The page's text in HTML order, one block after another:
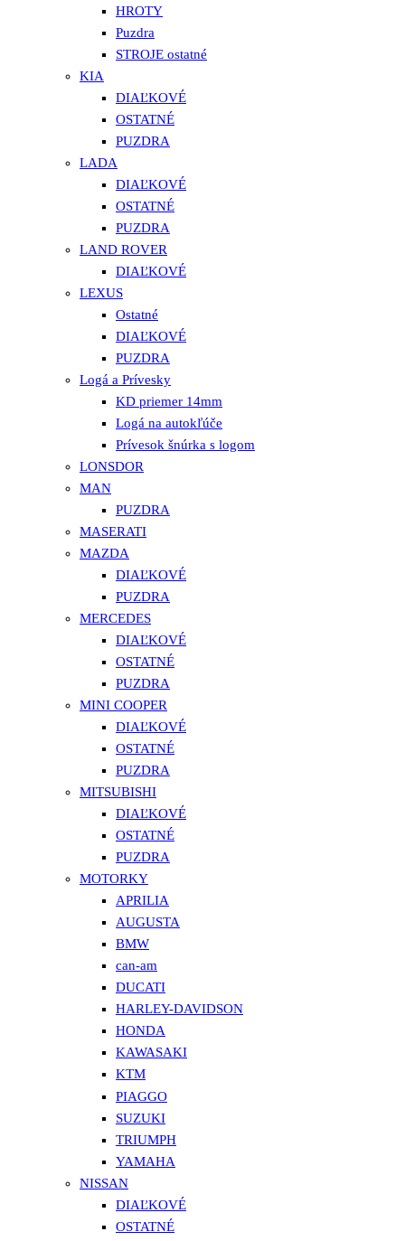
HROTY
Puzdra
STROJE ostatné
KIA
DIAĽKOVÉ
OSTATNÉ
PUZDRA
LADA
DIAĽKOVÉ
OSTATNÉ
PUZDRA
LAND ROVER
DIAĽKOVÉ
LEXUS
Ostatné
DIAĽKOVÉ
PUZDRA
Logá a Prívesky
KD priemer 14mm
Logá na autokľúče
Prívesok šnúrka s logom
LONSDOR
MAN
PUZDRA
MASERATI
MAZDA
DIAĽKOVÉ
PUZDRA
MERCEDES
DIAĽKOVÉ
OSTATNÉ
PUZDRA
MINI COOPER
DIAĽKOVÉ
OSTATNÉ
PUZDRA
MITSUBISHI
DIAĽKOVÉ
OSTATNÉ
PUZDRA
MOTORKY
APRILIA
AUGUSTA
BMW
can-am
DUCATI
HARLEY-DAVIDSON
HONDA
KAWASAKI
KTM
PIAGGO
SUZUKI
TRIUMPH
YAMAHA
NISSAN
DIAĽKOVÉ
OSTATNÉ